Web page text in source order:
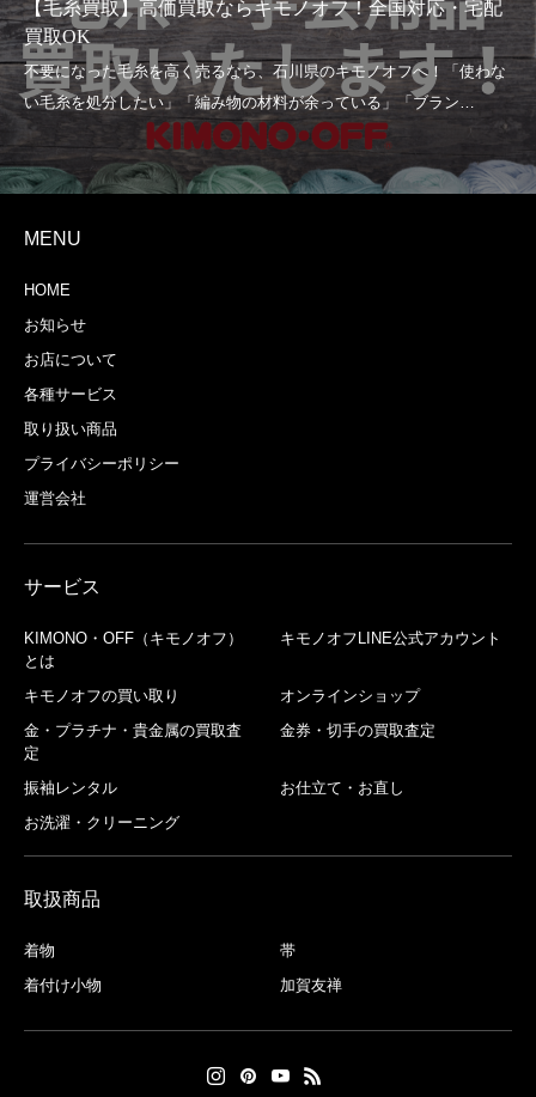
【毛糸買取】高価買取ならキモノオフ！全国対応・宅配
買取OK
MENU
HOME
お知らせ
お店について
各種サービス
取り扱い商品
プライバシーポリシー
運営会社
サービス
KIMONO・OFF（キモノオフ）
とは
キモノオフLINE公式アカウント
キモノオフの買い取り
オンラインショップ
金・プラチナ・貴金属の買取査
定
金券・切手の買取査定
振袖レンタル
お仕立て・お直し
お洗濯・クリーニング
取扱商品
着物
帯
着付け小物
加賀友禅